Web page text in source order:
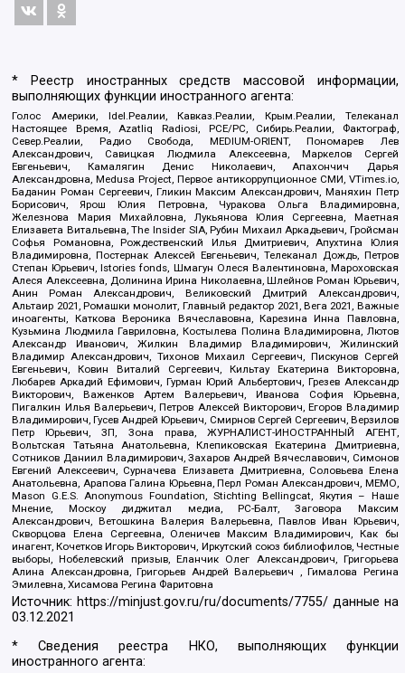
* Реестр иностранных средств массовой информации,
выполняющих функции иностранного агента:
Голос Америки, Idel.Реалии, Кавказ.Реалии, Крым.Реалии, Телеканал
Настоящее Время, Azatliq Radiosi, PCE/PC, Сибирь.Реалии, Фактограф,
Север.Реалии, Радио Свобода, MEDIUM-ORIENT, Пономарев Лев
Александрович, Савицкая Людмила Алексеевна, Маркелов Сергей
Евгеньевич, Камалягин Денис Николаевич, Апахончич Дарья
Александровна, Medusa Project, Первое антикоррупционное СМИ, VTimes.io,
Баданин Роман Сергеевич, Гликин Максим Александрович, Маняхин Петр
Борисович, Ярош Юлия Петровна, Чуракова Ольга Владимировна,
Железнова Мария Михайловна, Лукьянова Юлия Сергеевна, Маетная
Елизавета Витальевна, The Insider SIA, Рубин Михаил Аркадьевич, Гройсман
Софья Романовна, Рождественский Илья Дмитриевич, Апухтина Юлия
Владимировна, Постернак Алексей Евгеньевич, Телеканал Дождь, Петров
Степан Юрьевич, Istories fonds, Шмагун Олеся Валентиновна, Мароховская
Алеся Алексеевна, Долинина Ирина Николаевна, Шлейнов Роман Юрьевич,
Анин Роман Александрович, Великовский Дмитрий Александрович,
Альтаир 2021, Ромашки монолит, Главный редактор 2021, Вега 2021, Важные
иноагенты, Каткова Вероника Вячеславовна, Карезина Инна Павловна,
Кузьмина Людмила Гавриловна, Костылева Полина Владимировна, Лютов
Александр Иванович, Жилкин Владимир Владимирович, Жилинский
Владимир Александрович, Тихонов Михаил Сергеевич, Пискунов Сергей
Евгеньевич, Ковин Виталий Сергеевич, Кильтау Екатерина Викторовна,
Любарев Аркадий Ефимович, Гурман Юрий Альбертович, Грезев Александр
Викторович, Важенков Артем Валерьевич, Иванова София Юрьевна,
Пигалкин Илья Валерьевич, Петров Алексей Викторович, Егоров Владимир
Владимирович, Гусев Андрей Юрьевич, Смирнов Сергей Сергеевич, Верзилов
Петр Юрьевич, ЗП, Зона права, ЖУРНАЛИСТ-ИНОСТРАННЫЙ АГЕНТ,
Вольтская Татьяна Анатольевна, Клепиковская Екатерина Дмитриевна,
Сотников Даниил Владимирович, Захаров Андрей Вячеславович, Симонов
Евгений Алексеевич, Сурначева Елизавета Дмитриевна, Соловьева Елена
Анатольевна, Арапова Галина Юрьевна, Перл Роман Александрович, МЕМО,
Mason G.E.S. Anonymous Foundation, Stichting Bellingcat, Якутия – Наше
Мнение, Москоу диджитал медиа, РС-Балт, Заговора Максим
Александрович, Ветошкина Валерия Валерьевна, Павлов Иван Юрьевич,
Скворцова Елена Сергеевна, Оленичев Максим Владимирович, Как бы
инагент, Кочетков Игорь Викторович, Иркутский союз библиофилов, Честные
выборы, Нобелевский призыв, Еланчик Олег Александрович, Григорьева
Алина Александровна, Григорьев Андрей Валерьевич , Гималова Регина
Эмилевна, Хисамова Регина Фаритовна
Источник: https://minjust.gov.ru/ru/documents/7755/ данные на
03.12.2021
* Сведения реестра НКО, выполняющих функции
иностранного агента: